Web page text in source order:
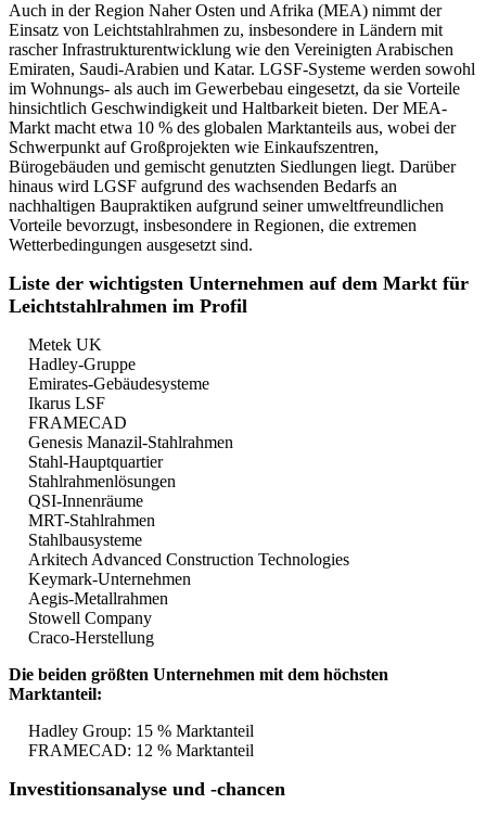
Auch in der Region Naher Osten und Afrika (MEA) nimmt der
Einsatz von Leichtstahlrahmen zu, insbesondere in Ländern mit
rascher Infrastrukturentwicklung wie den Vereinigten Arabischen
Emiraten, Saudi-Arabien und Katar. LGSF-Systeme werden sowohl
im Wohnungs- als auch im Gewerbebau eingesetzt, da sie Vorteile
hinsichtlich Geschwindigkeit und Haltbarkeit bieten. Der MEA-
Markt macht etwa 10 % des globalen Marktanteils aus, wobei der
Schwerpunkt auf Großprojekten wie Einkaufszentren,
Bürogebäuden und gemischt genutzten Siedlungen liegt. Darüber
hinaus wird LGSF aufgrund des wachsenden Bedarfs an
nachhaltigen Baupraktiken aufgrund seiner umweltfreundlichen
Vorteile bevorzugt, insbesondere in Regionen, die extremen
Wetterbedingungen ausgesetzt sind.
Liste der wichtigsten Unternehmen auf dem Markt für
Leichtstahlrahmen im Profil
Metek UK
Hadley-Gruppe
Emirates-Gebäudesysteme
Ikarus LSF
FRAMECAD
Genesis Manazil-Stahlrahmen
Stahl-Hauptquartier
Stahlrahmenlösungen
QSI-Innenräume
MRT-Stahlrahmen
Stahlbausysteme
Arkitech Advanced Construction Technologies
Keymark-Unternehmen
Aegis-Metallrahmen
Stowell Company
Craco-Herstellung
Die beiden größten Unternehmen mit dem höchsten
Marktanteil:
Hadley Group: 15 % Marktanteil
FRAMECAD: 12 % Marktanteil
Investitionsanalyse und -chancen